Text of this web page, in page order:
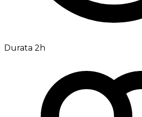
Durata 2h